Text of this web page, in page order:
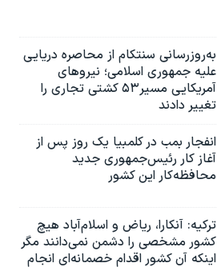
به‌روزرسانی سنتکام از محاصره دریایی
علیه جمهوری اسلامی؛ نیروهای
آمریکایی مسیر۵۳ کشتی تجاری را
تغییر دادند
انفجار بمب‌‌ در کلمبیا یک روز پس از
آغاز کار رئیس‌جمهوری جدید
محافظه‌کار این کشور
ترکیه: آنکارا، ریاض و اسلام‌آباد هیچ
کشور مشخصی را دشمن نمی‌دانند مگر
اینکه آن کشور اقدام خصمانه‌ای انجام